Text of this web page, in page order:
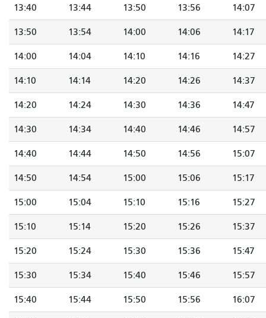
13:40 13:44 13:50 13:56 14:07
13:50 13:54 14:00 14:06 14:17
14:00 14:04 14:10 14:16 14:27
14:10 14:14 14:20 14:26 14:37
14:20 14:24 14:30 14:36 14:47
14:30 14:34 14:40 14:46 14:57
14:40 14:44 14:50 14:56 15:07
14:50 14:54 15:00 15:06 15:17
15:00 15:04 15:10 15:16 15:27
15:10 15:14 15:20 15:26 15:37
15:20 15:24 15:30 15:36 15:47
15:30 15:34 15:40 15:46 15:57
15:40 15:44 15:50 15:56 16:07